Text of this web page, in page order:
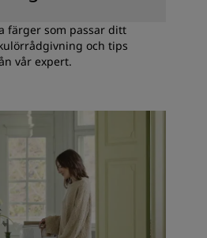
färger som passar ditt
och tips
vår expert.